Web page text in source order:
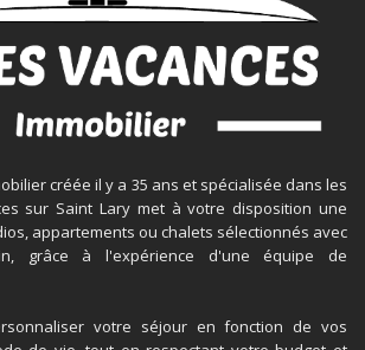
créée il y a 35 ans et spécialisée dans les
sur Saint Lary met à votre disposition une
appartements ou chalets sélectionnés avec
grâce à l'expérience d'une équipe de
votre séjour en fonction de vos